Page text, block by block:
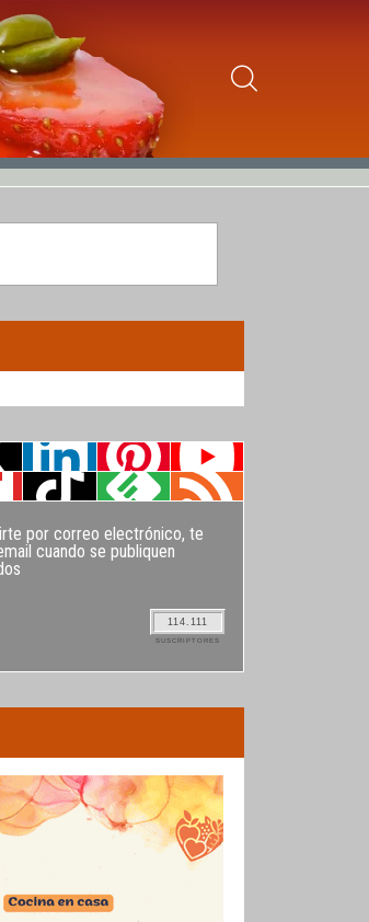
por correo electrónico, te
cuando se publiquen
114.111
SUSCRIPTORES